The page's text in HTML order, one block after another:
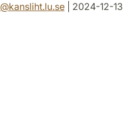
@kansliht.lu.se| 2024-12-13